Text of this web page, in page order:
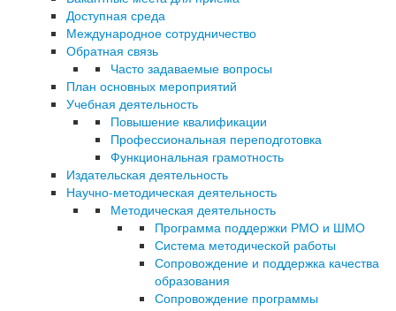
Доступная среда
Международное сотрудничество
Обратная связь
Часто задаваемые вопросы
План основных мероприятий
Учебная деятельность
Повышение квалификации
Профессиональная переподготовка
Функциональная грамотность
Издательская деятельность
Научно-методическая деятельность
Методическая деятельность
Программа поддержки РМО и ШМО
Система методической работы
Сопровождение и поддержка качества
образования
Сопровождение программы